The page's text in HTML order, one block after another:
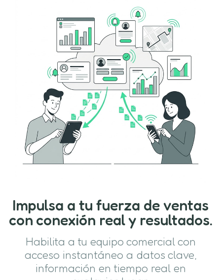
Impulsa a tu fuerza de ventas
con conexión real y resultados.
Habilita a tu equipo comercial con
acceso instantáneo a datos clave,
información en tiempo real en